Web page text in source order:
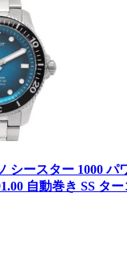
シースター 1000 パ
自動巻き SS タ